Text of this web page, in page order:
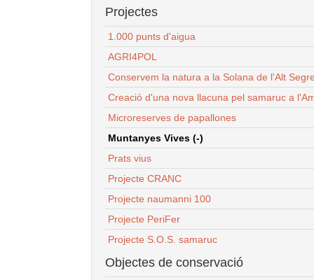
Projectes
1.000 punts d'aigua
AGRI4POL
Conservem la natura a la Solana de l'Alt
Creació d'una nova llacuna pel samaruc a
Microreserves de papallones
Muntanyes Vives (-)
Prats vius
Projecte CRANC
Projecte naumanni 100
Projecte PeriFer
Projecte S.O.S. samaruc
Objectes de conservació